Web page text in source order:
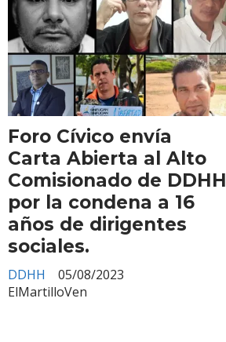
Foro Cívico envía
Carta Abierta al Alto
Comisionado de DDHH
por la condena a 16
años de dirigentes
sociales.
ElMartilloVen
DDHH 05/08/2023